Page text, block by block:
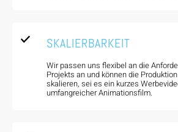
SKALIERBARKEIT
Wir passen uns flexibel an die
Projekts an und können die
skalieren, sei es ein kurzes
umfangreicher Animationsfilm.